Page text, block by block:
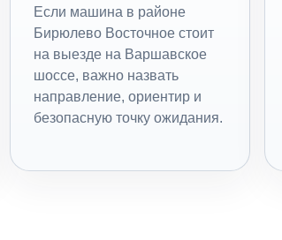
Если машина в районе
Бирюлево Восточное стоит
на выезде на Варшавское
шоссе, важно назвать
направление, ориентир и
безопасную точку ожидания.